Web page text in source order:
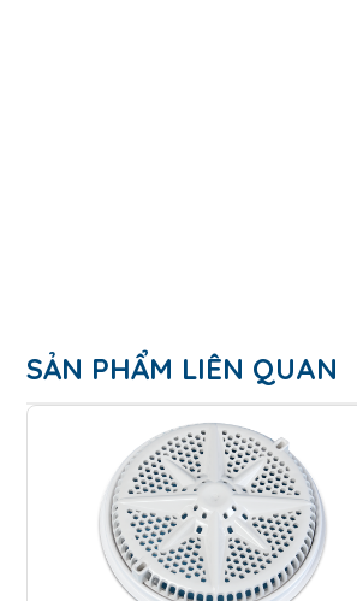
SẢN PHẨM LIÊN QUAN